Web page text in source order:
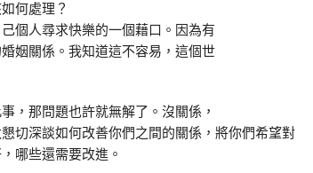
何處理？
個人尋求快樂的一個藉口。因為有
姻關係。我知道這不容易，這個世
，那問題也許就無解了。沒關係，
切深談如何改善你們之間的關係，將你們希望對
哪些還需要改進。